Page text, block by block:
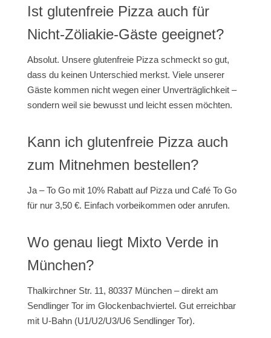
Ist glutenfreie Pizza auch für
Nicht-Zöliakie-Gäste geeignet?
Absolut. Unsere glutenfreie Pizza schmeckt so gut,
dass du keinen Unterschied merkst. Viele unserer
Gäste kommen nicht wegen einer Unverträglichkeit –
sondern weil sie bewusst und leicht essen möchten.
Kann ich glutenfreie Pizza auch
zum Mitnehmen bestellen?
Ja – To Go mit 10% Rabatt auf Pizza und Café To Go
für nur 3,50 €. Einfach vorbeikommen oder anrufen.
Wo genau liegt Mixto Verde in
München?
Thalkirchner Str. 11, 80337 München – direkt am
Sendlinger Tor im Glockenbachviertel. Gut erreichbar
mit U-Bahn (U1/U2/U3/U6 Sendlinger Tor).